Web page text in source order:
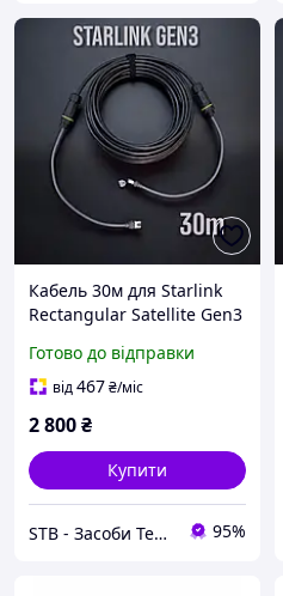
Кабель 30м для Starlink
Rectangular Satellite Gen3
конекторів IP68
Готово до відправки
від467₴/міс
2 800₴
Купити
STB - Засоби Технічної Безпеки 95%